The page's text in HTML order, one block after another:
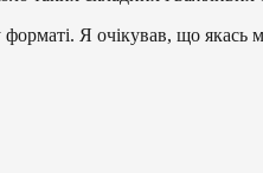
Я очікував, що